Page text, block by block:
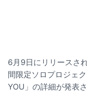
6月9日にリリースさ
間限定ソロプロジェ
YOU」の詳細が発表さ